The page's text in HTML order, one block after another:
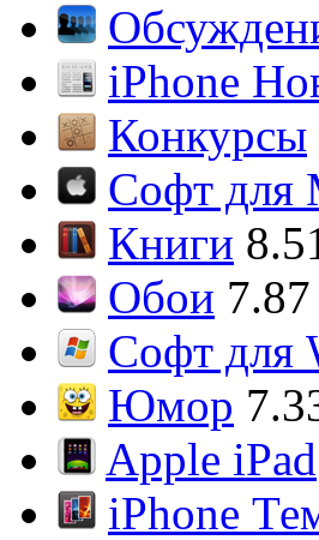
iPhone
Конкурсы
Софт для
Книги
Обои 7.87
Софт для
Юмор
Apple iPad
iPhone